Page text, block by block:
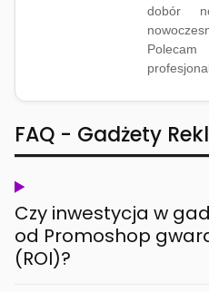
dobór
FAQ - Gadżety
Czy inwestycja w
od Promoshop
(ROI)?